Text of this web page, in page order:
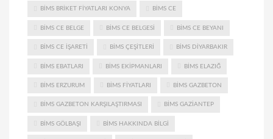
BIMS BRIKET FIYATLARI KONYA BIMS CE
BIMS CE BELGE BIMS CE BELGESI BIMS CE BEYANI
BIMS CE IŞARETI BIMS ÇEŞITLERI BIMS DIYARBAKIR
BIMS EBATLARI BIMS EKIPMANLARI BIMS ELAZIĞ
BIMS ERZURUM BIMS FIYATLARI BIMS GAZBETON
BIMS GAZBETON KARŞILAŞTIRMASI BIMS GAZIANTEP
BIMS GÖLBAŞI BIMS HAKKINDA BILGI